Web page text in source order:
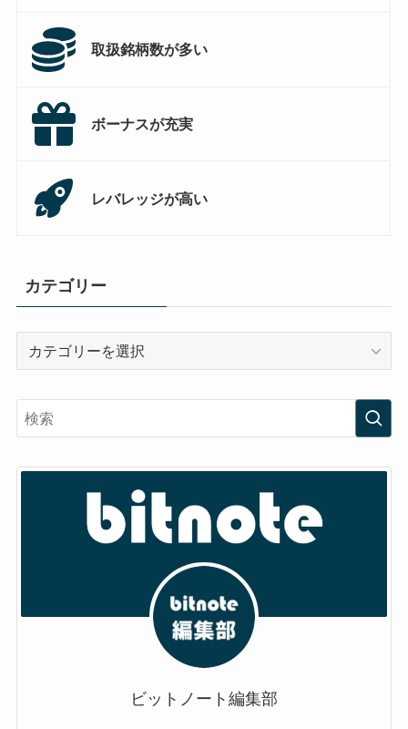
取扱銘柄数が多い
ボーナスが充実
レバレッジが高い
カテゴリー
リ
ー
ビットノート編集部